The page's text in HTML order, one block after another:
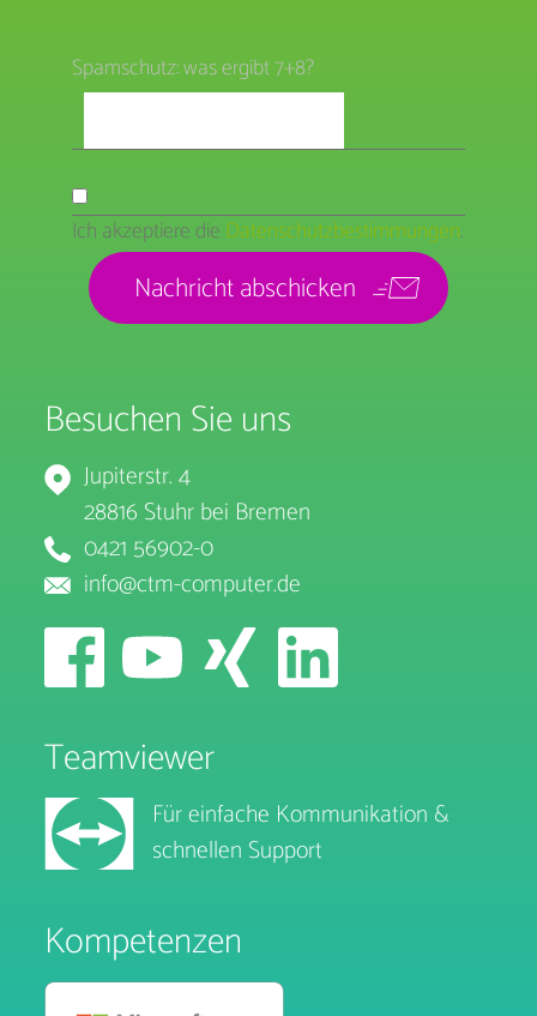
Spamschutz: was ergibt 7+8?
Ich akzeptiere die Datenschutzbestimmungen.
Besuchen Sie uns
Jupiterstr. 4
28816 Stuhr bei Bremen
0421 56902-0
info@ctm-computer.de
Teamviewer
Für einfache Kommunikation &
schnellen Support
Kompetenzen